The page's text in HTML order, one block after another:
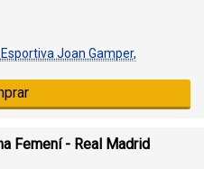
Joan Gamper,
Femení - Real Madrid